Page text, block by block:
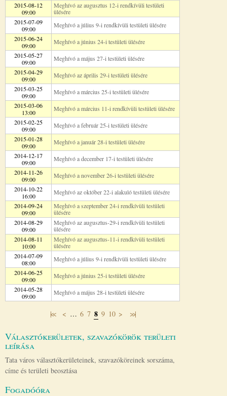
2015-08-12
09:00
Meghívó az augusztus 12-i rendkívüli testületi
ülésére
2015-07-09
09:00
Meghívó a július 9-i rendkívüli testületi ülésére
2015-06-24
09:00
Meghívó a június 24-i testületi ülésére
2015-05-27
09:00
Meghívó a május 27-i testületi ülésére
2015-04-29
09:00
Meghívó az április 29-i testületi ülésére
2015-03-25
09:00
Meghívó a március 25-i testületi ülésére
2015-03-06
13:00
Meghívó a március 11-i rendkívüli testületi ülésére
2015-02-25
09:00
Meghívó a február 25-i testületi ülésére
2015-01-28
09:00
Meghívó a január 28-i testületi ülésére
2014-12-17
09:00
Meghívó a december 17-i testületi ülésére
2014-11-26
09:00
Meghívó a november 26-i testületi ülésére
2014-10-22
16:00
Meghívó az október 22-i alakuló testületi ülésére
2014-09-24
09:00
Meghívó a szeptember 24-i rendkívüli testületi
ülésére
2014-08-29
09:00
Meghívó az augusztus-29-i rendkívüli testületi
ülésére
2014-08-11
10:00
Meghívó az augusztus-11-i rendkívüli testületi
ülésére
2014-07-09
08:00
Meghívó a július 9-i rendkívüli testületi ülésére
2014-06-25
09:00
Meghívó a június 25-i testületi ülésére
2014-05-28
09:00
Meghívó a május 28-i testületi ülésére
|<< < … 6 7 8 9 10 > >>|
Választókerületek, szavazókörök területi
leírása
Tata város választókerületeinek, szavazóköreinek sorszáma,
címe és területi beosztása
Fogadóóra